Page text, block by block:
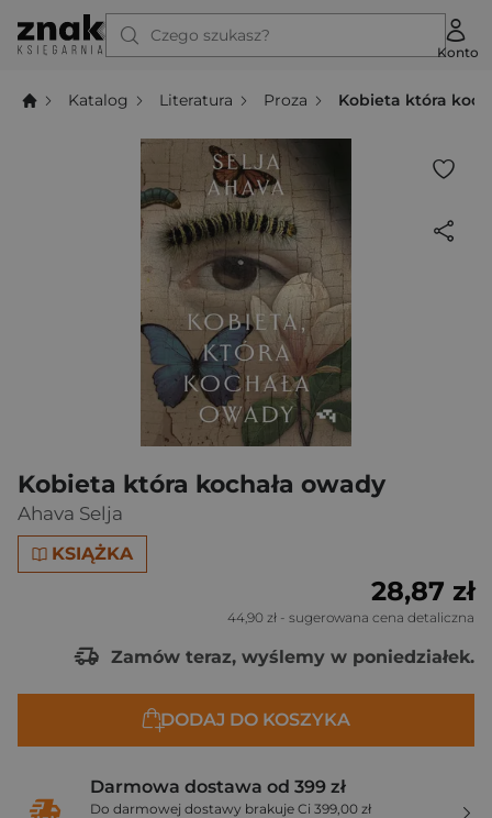
Czego szukasz?
Konto
Katalog Literatura Proza Kobieta która
Kobieta która kochała owady
Ahava Selja
KSIĄŻKA
28,87 zł
44,90 zł - sugerowana cena detaliczna
Zamów teraz, wyślemy w poniedziałek.
DODAJ DO KOSZYKA
Darmowa dostawa od 399 zł
Do darmowej dostawy brakuje Ci 399,00 zł